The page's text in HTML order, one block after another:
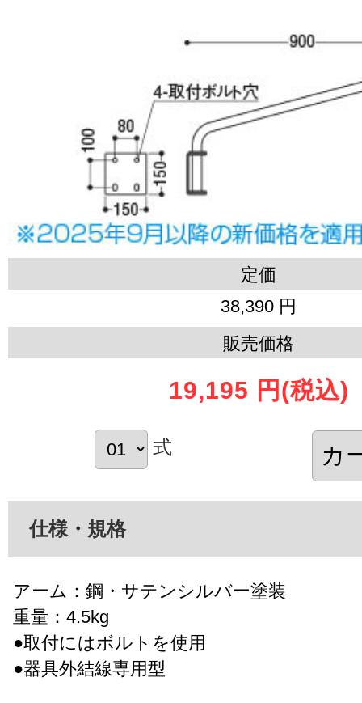
定価
38,390 円
販売価格
19,195 円 (税込)
式
仕様・規格
アーム：鋼・サテンシルバー塗装
重量：4.5kg
●取付にはボルトを使用
●器具外結線専用型